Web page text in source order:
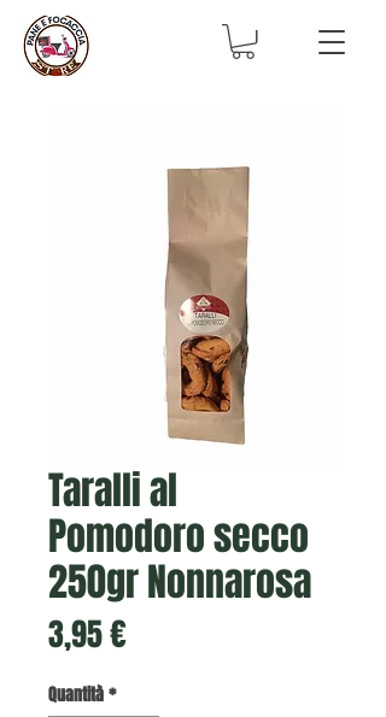
Taralli al
Pomodoro secco
250gr Nonnarosa
3,95 €Prezzo
Quantità*